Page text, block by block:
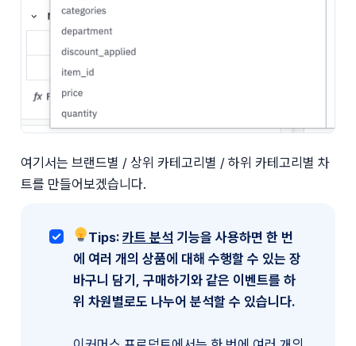
여기서는 브랜드별 / 상위 카테고리별 / 하위 카테고리별 차
트를 만들어보겠습니다.
💡Tips: 카트 분석 기능을 사용하면 한 번
에 여러 개의 상품에 대해 수행할 수 있는 장
바구니 담기, 구매하기와 같은 이벤트를 하
위 차원별로도 나누어 분석할 수 있습니다.